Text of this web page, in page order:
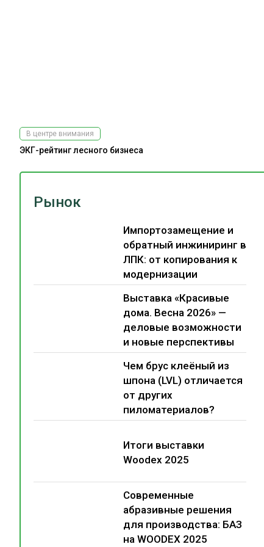
Рынок
Импортозамещение и
обратный инжиниринг в
ЛПК: от копирования к
модернизации
Выставка «Красивые
дома. Весна 2026» —
деловые возможности
и новые перспективы
Чем брус клеёный из
шпона (LVL) отличается
от других
пиломатериалов?
Итоги выставки
Woodex 2025
Современные
абразивные решения
для производства: БАЗ
на WOODEX 2025
В центре внимания
ЭКГ-рейтинг лесного бизнеса